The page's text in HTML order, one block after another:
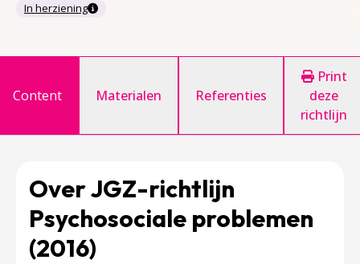
In herziening
Content Materialen Referenties
Print
deze
richtlijn
Over JGZ-richtlijn
Psychosociale problemen
(2016)